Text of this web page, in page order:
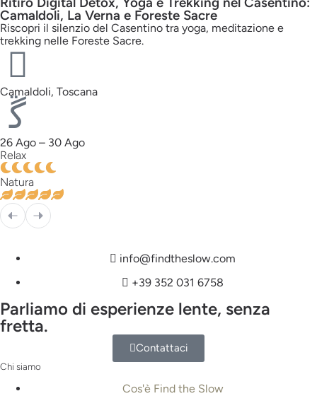
Camaldoli, La Verna e Foreste Sacre
Riscopri il silenzio del Casentino tra yoga, meditazione e
trekking nelle Foreste Sacre.
Camaldoli, Toscana
26 Ago – 30 Ago
Relax
Natura
info@findtheslow.com
+39 352 031 6758
Parliamo di esperienze lente, senza
fretta.
Contattaci
Chi siamo
Cos'è Find the Slow